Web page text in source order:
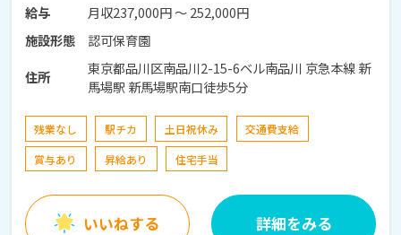
給与
月収237,000円 〜 252,000円
施設形態
認可保育園
住所
東京都品川区南品川2-15-6ベル南品川 京急本線 新
馬場駅 新馬場駅南口徒歩5分
残業なし 駅チカ 土日祝休み
交通費支給
賞与あり
昇給あり 住宅手当
いいねする 詳細をみる